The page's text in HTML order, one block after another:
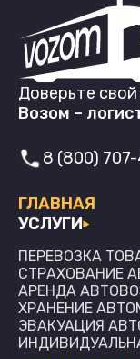
Доверьте
Возом –
ГЛАВНАЯ
УСЛУГИ
ПЕРЕВОЗКА
СТРАХОВАНИЕ
АРЕНДА
ХРАНЕНИЕ
ЭВАКУАЦИЯ
8 (800)